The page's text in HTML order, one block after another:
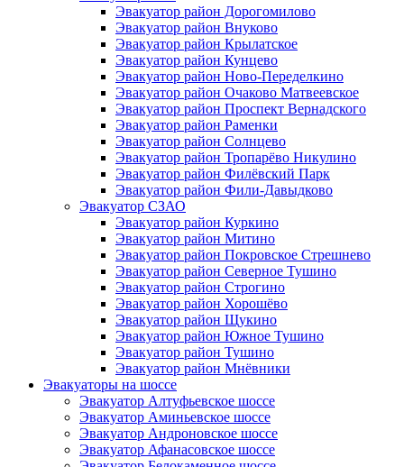
Эвакуатор район Дорогомилово
Эвакуатор район Внуково
Эвакуатор район Крылатское
Эвакуатор район Кунцево
Эвакуатор район Ново-Переделкино
Эвакуатор район Очаково Матвеевское
Эвакуатор район Проспект Вернадского
Эвакуатор район Раменки
Эвакуатор район Солнцево
Эвакуатор район Тропарёво Никулино
Эвакуатор район Филёвский Парк
Эвакуатор район Фили-Давыдково
Эвакуатор СЗАО
Эвакуатор район Куркино
Эвакуатор район Митино
Эвакуатор район Покровское Стрешнево
Эвакуатор район Северное Тушино
Эвакуатор район Строгино
Эвакуатор район Хорошёво
Эвакуатор район Щукино
Эвакуатор район Южное Тушино
Эвакуатор район Тушино
Эвакуатор район Мнёвники
Эвакуаторы на шоссе
Эвакуатор Алтуфьевское шоссе
Эвакуатор Аминьевское шоссе
Эвакуатор Андроновское шоссе
Эвакуатор Афанасовское шоссе